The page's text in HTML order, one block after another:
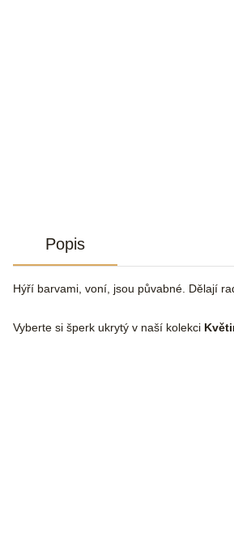
Popis
Hýří barvami, voní, jsou půvabné. Dělají
Vyberte si šperk ukrytý v naší kolekci